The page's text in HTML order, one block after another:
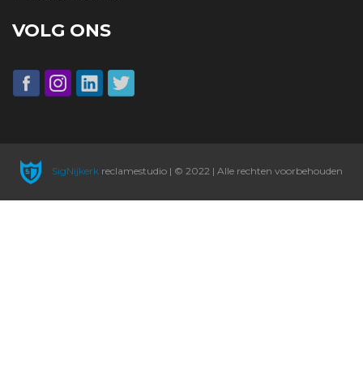
VOLG ONS
SigNijkerkreclamestudio | © 2022 | Alle rechten voorbehouden